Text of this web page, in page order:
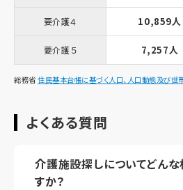
要介護４ 10,859人
要介護５ 7,257人
総務省住民基本台帳に基づく人口、人口動態及び世
よくある質問
介護施設探しについてどん
すか？